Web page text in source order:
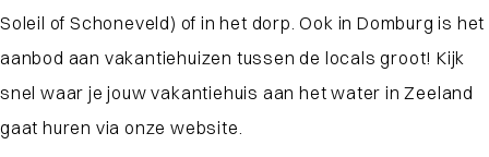
Soleil of Schoneveld) of in het dorp. Ook in Domburg is het
aanbod aan vakantiehuizen tussen de locals groot! Kijk
snel waar je jouw vakantiehuis aan het water in Zeeland
gaat huren via onze website.